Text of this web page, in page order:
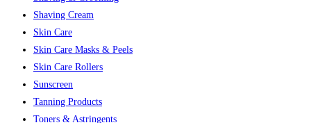
Shaving Cream
Skin Care
Skin Care Masks & Peels
Skin Care Rollers
Sunscreen
Tanning Products
Toners & Astringents